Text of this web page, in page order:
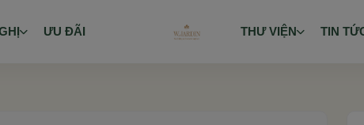
ƯU ĐÃI THƯ VIỆN TIN